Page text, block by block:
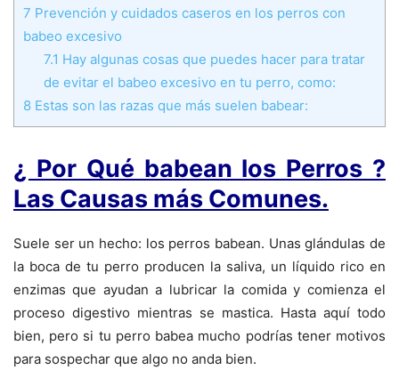
7 Prevención y cuidados caseros en los perros con
babeo excesivo
7.1 Hay algunas cosas que puedes hacer para tratar
de evitar el babeo excesivo en tu perro, como:
8 Estas son las razas que más suelen babear:
¿ Por Qué babean los Perros ?
Las Causas más Comunes.
Suele ser un hecho: los perros babean. Unas glándulas de
la boca de tu perro producen la saliva, un líquido rico en
enzimas que ayudan a lubricar la comida y comienza el
proceso digestivo mientras se mastica. Hasta aquí todo
bien, pero si tu perro babea mucho podrías tener motivos
para sospechar que algo no anda bien.